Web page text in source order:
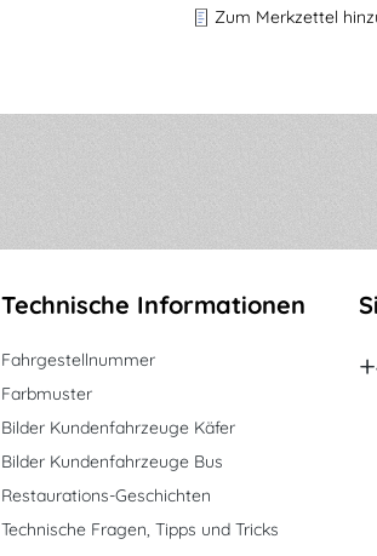
Zum Merkzettel
Technische Informationen
Fahrgestellnummer
Farbmuster
Bilder Kundenfahrzeuge Käfer
Bilder Kundenfahrzeuge Bus
Restaurations-Geschichten
Technische Fragen, Tipps und Tricks